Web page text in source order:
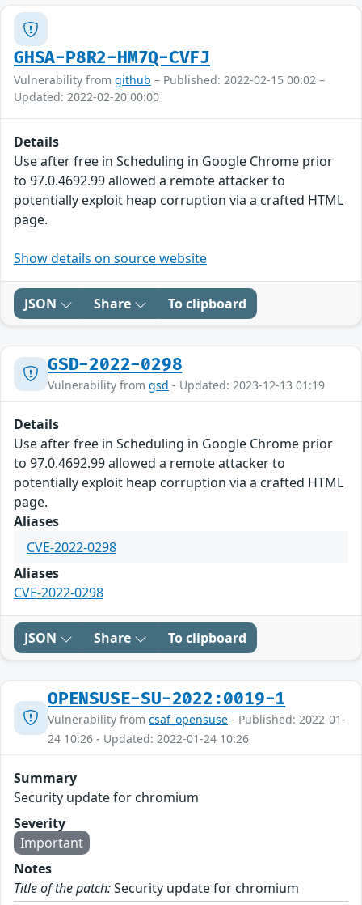
GHSA-P8R2-HM7Q-CVFJ
Vulnerability from github – Published: 2022-02-15 00:02 –
Updated: 2022-02-20 00:00
Details
Use after free in Scheduling in Google Chrome prior
to 97.0.4692.99 allowed a remote attacker to
potentially exploit heap corruption via a crafted HTML
page.
Show details on source website
JSON Share To clipboard
GSD-2022-0298
Vulnerability from gsd - Updated: 2023-12-13 01:19
Details
Use after free in Scheduling in Google Chrome prior
to 97.0.4692.99 allowed a remote attacker to
potentially exploit heap corruption via a crafted HTML
page.
Aliases
CVE-2022-0298
Aliases
CVE-2022-0298
JSON Share To clipboard
OPENSUSE-SU-2022:0019-1
Vulnerability from csaf_opensuse - Published: 2022-01-
24 10:26 - Updated: 2022-01-24 10:26
Summary
Security update for chromium
Severity
Important
Notes
Title of the patch:Security update for chromium